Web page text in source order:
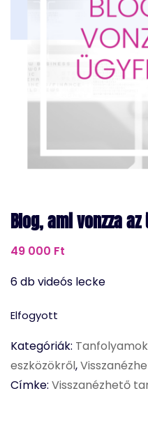
Blog, ami vonzza
49 000 Ft
6 db videós lecke
Elfogyott
Kategóriák:
eszközökről,
Címke: Visszanézhető